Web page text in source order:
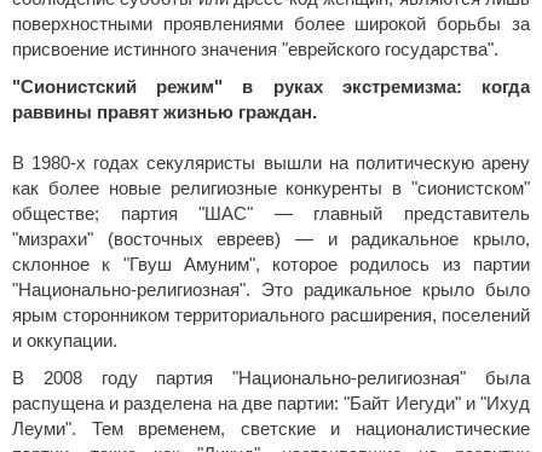
поверхностными проявлениями более широкой борьбы за
присвоение истинного значения "еврейского государства".
"Сионистский режим" в руках экстремизма: когда
раввины правят жизнью граждан.
В 1980-х годах секуляристы вышли на политическую арену
как более новые религиозные конкуренты в "сионистском"
обществе; партия "ШАС" — главный представитель
"мизрахи" (восточных евреев) — и радикальное крыло,
склонное к "Гвуш Амуним", которое родилось из партии
"Национально-религиозная". Это радикальное крыло было
ярым сторонником территориального расширения, поселений
и оккупации.
В 2008 году партия "Национально-религиозная" была
распущена и разделена на две партии: "Байт Иегуди" и "Ихуд
Леуми". Тем временем, светские и националистические